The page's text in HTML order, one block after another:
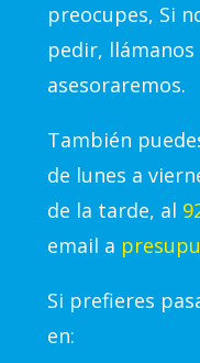
preocupes, Si
pedir,
asesoraremos.
También
de lunes a
de la tarde, al
email a
Si prefieres
en: